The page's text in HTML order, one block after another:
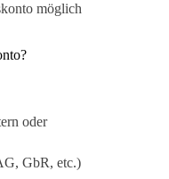
möglich
oder
GbR, etc.)